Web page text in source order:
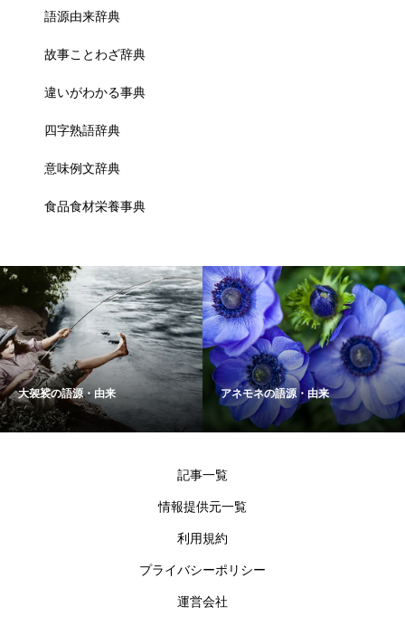
語源由来辞典
故事ことわざ辞典
違いがわかる事典
四字熟語辞典
意味例文辞典
食品食材栄養事典
大袈裟の語源・由来 アネモネの語源・由来
記事一覧
情報提供元一覧
利用規約
プライバシーポリシー
運営会社